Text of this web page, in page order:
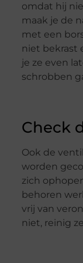
omdat hij
maak je de
met een
niet bekrast
je ze even
schrobben
Check
Ook de
worden
zich
behoren
vrij van
niet, reinig